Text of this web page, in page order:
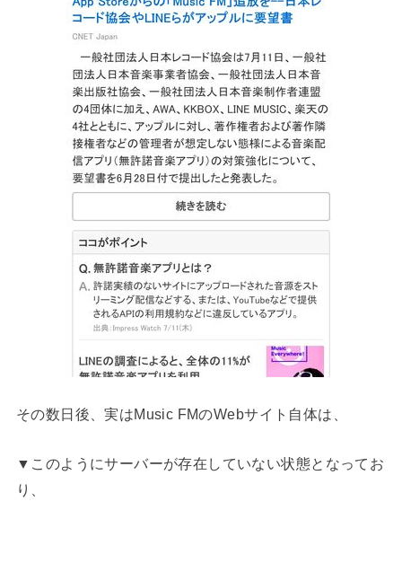
その数日後、実はMusic FMのWebサイト自体は、
▼このようにサーバーが存在していない状態となってお
り、